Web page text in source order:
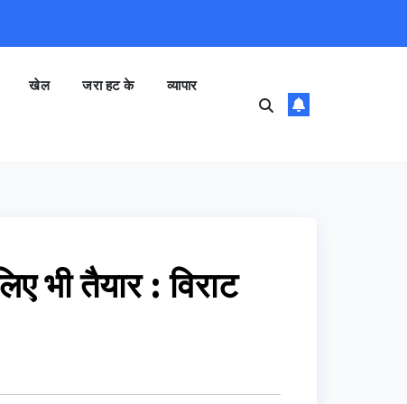
खेल जरा हट के व्यापार
भी तैयार : विराट